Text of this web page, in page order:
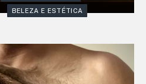
BELEZA E ESTÉTICA